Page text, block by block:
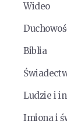
Wideo
Biblia
Ludzie i
Imiona i